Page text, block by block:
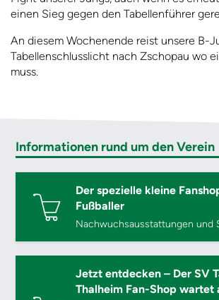
einen Sieg gegen den Tabellenführer
An diesem Wochenende reist unsere B-
Tabellenschlusslicht nach Zschopau wo
muss.
Informationen rund um den Verein
Der spezielle kleine
Fußballer
Nachwuchsausstattungen und
Jetzt entdecken – Der SV
Thalheim Fan-Shop wartet